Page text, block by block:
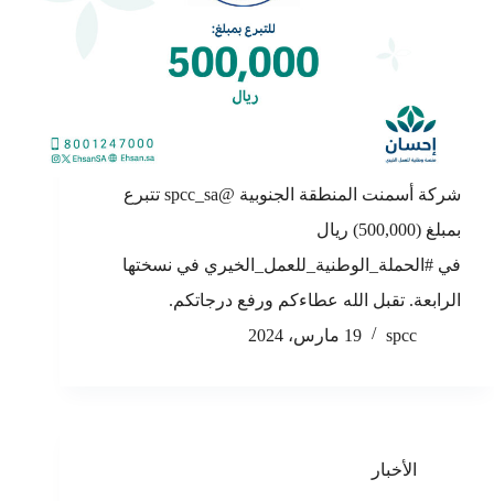
شركة أسمنت المنطقة الجنوبية @spcc_sa تتبرع
بمبلغ (500,000) ريال
في #الحملة_الوطنية_للعمل_الخيري في نسختها
الرابعة. تقبل الله عطاءكم ورفع درجاتكم.
spcc
19 مارس، 2024
الأخبار